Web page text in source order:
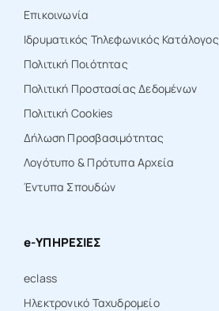
Επικοινωνία
Ιδρυματικός Τηλεφωνικός Κατάλογος
Πολιτική Ποιότητας
Πολιτική Προστασίας Δεδομένων
Πολιτική Cookies
Δήλωση Προσβασιμότητας
Λογότυπο & Πρότυπα Αρχεία
Έντυπα Σπουδών
e-ΥΠΗΡΕΣΙΕΣ
eclass
Ηλεκτρονικό Ταχυδρομείο